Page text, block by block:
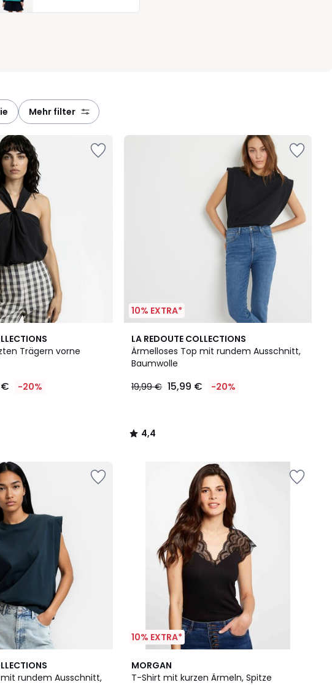
mehr filter
Trägern vorne
€ -20%
10% EXTRA*
LA REDOUTE COLLECTIONS
Ärmelloses Top mit rundem Ausschnitt,
Baumwolle
19,99 € 15,99 € -20%
4,4
/ 5
4,4
/
rundem Ausschnitt,
10% EXTRA*
MORGAN
T-Shirt mit kurzen Ärmeln, Spitze
5
/
2
Farben